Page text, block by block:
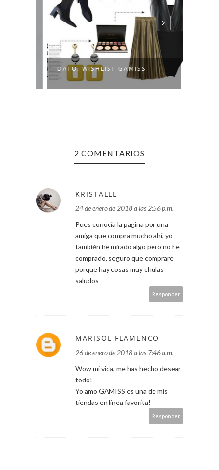
DATO: WISHLIST GAMISS
2 COMENTARIOS
KRISTALLE
24 de enero de 2018 a las 2:56 p.m.
Pues conocía la pagina por una
amiga que compra mucho ahí, yo
también he mirado algo pero no he
comprado, seguro que comprare
porque hay cosas muy chulas
saludos
Responder
MARISOL FLAMENCO
26 de enero de 2018 a las 7:46 a.m.
Wow mi vida, me has hecho desear
todo!
Yo amo GAMISS es una de mis
tiendas en línea favorita!
Responder